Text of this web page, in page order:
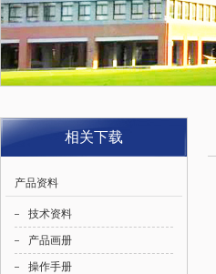
相关下载
产品资料
技术资料
产品画册
操作手册